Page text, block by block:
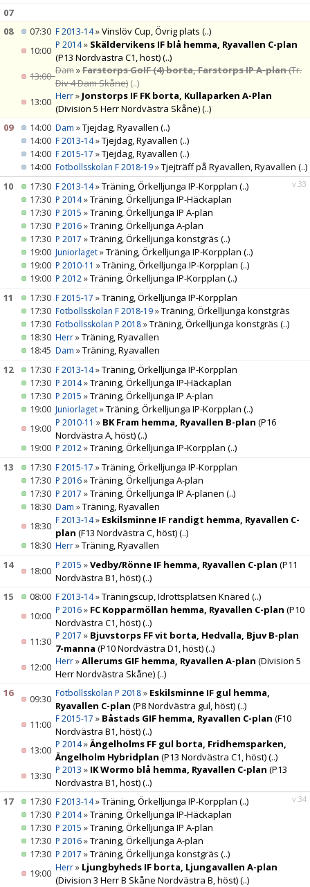
07
08
07:30 F 2013-14»Vinslöv Cup, Övrig plats (..)
10:00 P 2014» Skäldervikens IF blå hemma, Ryavallen C-plan
(P13 Nordvästra C1, höst)(..)
13:00Dam»Farstorps GoIF (4) borta, Farstorps IP A-plan(Tr.
Div 4 Dam Skåne) (..)
13:00 Herr» Jonstorps IF FK borta, Kullaparken A-Plan
(Division 5 Herr Nordvästra Skåne)(..)
09
14:00 Dam »Tjejdag, Ryavallen (..)
14:00 F 2013-14»Tjejdag, Ryavallen (..)
14:00 F 2015-17 »Tjejdag, Ryavallen (..)
14:00 Fotbollsskolan F 2018-19»Tjejträff på Ryavallen, Ryavallen (..)
v.33
10 17:30 F 2013-14»Träning, Örkelljunga IP-Korpplan (..)
17:30 P 2014»Träning, Örkelljunga IP-Häckaplan
17:30 P 2015 »Träning, Örkelljunga IP A-plan
17:30 P 2016»Träning, Örkelljunga A-plan
17:30 P 2017 »Träning, Örkelljunga konstgräs (..)
19:00 Juniorlaget»Träning, Örkelljunga IP-Korpplan (..)
19:00 P 2010-11 »Träning, Örkelljunga IP-Korpplan (..)
19:00 P 2012»Träning, Örkelljunga IP-Korpplan (..)
11
17:30 F 2015-17 »Träning, Örkelljunga IP-Korpplan
17:30 Fotbollsskolan F 2018-19»Träning, Örkelljunga konstgräs
17:30 Fotbollsskolan P 2018»Träning, Örkelljunga konstgräs (..)
18:30 Herr»Träning, Ryavallen
18:45 Dam »Träning, Ryavallen
12
17:30 F 2013-14»Träning, Örkelljunga IP-Korpplan
17:30 P 2014»Träning, Örkelljunga IP-Häckaplan
17:30 P 2015 »Träning, Örkelljunga IP A-plan
19:00 Juniorlaget»Träning, Örkelljunga IP-Korpplan (..)
19:00 P 2010-11 » BK Fram hemma, Ryavallen B-plan (P16
Nordvästra A, höst)(..)
19:00 P 2012»Träning, Örkelljunga IP-Korpplan (..)
13
17:30 F 2015-17 »Träning, Örkelljunga IP-Korpplan
17:30 P 2016»Träning, Örkelljunga A-plan
17:30 P 2017 »Träning, Örkelljunga IP A-planen (..)
18:30 Dam »Träning, Ryavallen
18:30 F 2013-14» Eskilsminne IF randigt hemma, Ryavallen C-
plan (F13 Nordvästra C, höst)(..)
18:30 Herr»Träning, Ryavallen
14
18:00 P 2015 »Vedby/Rönne IF hemma, Ryavallen C-plan (P11
Nordvästra B1, höst)(..)
15
08:00 F 2013-14»Träningscup, Idrottsplatsen Knäred (..)
10:00 P 2016» FC Kopparmöllan hemma, Ryavallen C-plan (P10
Nordvästra C1, höst)(..)
11:30 P 2017 » Bjuvstorps FF vit borta, Hedvalla, Bjuv B-plan
7-manna (P10 Nordvästra D1, höst)(..)
12:00 Herr»Allerums GIF hemma, Ryavallen A-plan (Division 5
Herr Nordvästra Skåne)(..)
16
09:30 Fotbollsskolan P 2018» Eskilsminne IF gul hemma,
Ryavallen C-plan (P8 Nordvästra gul, höst)(..)
11:00 F 2015-17 » Båstads GIF hemma, Ryavallen C-plan (F10
Nordvästra B1, höst)(..)
13:00 P 2014»Ängelholms FF gul borta, Fridhemsparken,
Ängelholm Hybridplan (P13 Nordvästra C1, höst)(..)
13:30 P 2013 » IK Wormo blå hemma, Ryavallen C-plan (P13
Nordvästra B1, höst)(..)
v.34
17 17:30 F 2013-14»Träning, Örkelljunga IP-Korpplan (..)
17:30 P 2014»Träning, Örkelljunga IP-Häckaplan
17:30 P 2015 »Träning, Örkelljunga IP A-plan
17:30 P 2016»Träning, Örkelljunga A-plan
17:30 P 2017 »Träning, Örkelljunga konstgräs (..)
19:00 Herr» Ljungbyheds IF borta, Ljungavallen A-plan
(Division 3 Herr B Skåne Nordvästra B, höst)(..)